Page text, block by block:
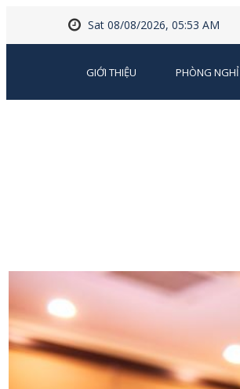
Sat 08/08/2026, 05:53 AM
GIỚI THIỆU PHÒNG NGHỈ